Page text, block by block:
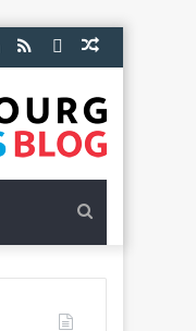
Zufälliger
RSS
Suche